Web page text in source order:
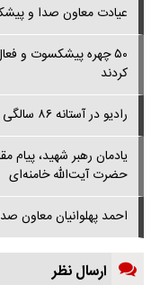
عیادت معاون صدا و
۵۰ چهره پیشکسوت و
کردند
رادیو در آستانه ۸۶ سالگی
یادمان رهبر شهید، پیام
حضرت آیت‌الله خامنه‌ای
احمد پهلوانیان معاون
ارسال نظر